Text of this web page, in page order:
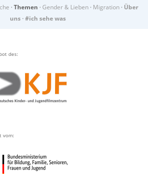
· Themen · Gender & Lieben · Migration · Über
uns · #ich sehe was
des:
vom: